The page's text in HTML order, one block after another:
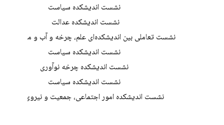
نشست اندیشکده سیاست
نشست اندیشکده عدالت
نشست تعاملی بین اندیشکده‌ای علم، چرخه و آب و محیط
نشست اندیشکده سیاست
نشست اندیشکده چرخه نوآوری
نشست اندیشکده سیاست
نشست اندیشکده امور اجتماعی، جمعیت و نیروی انسانی